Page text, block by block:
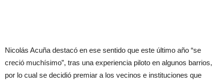
Nicolás Acuña destacó en ese sentido que este último año “se
creció muchísimo”, tras una experiencia piloto en algunos barrios,
por lo cual se decidió premiar a los vecinos e instituciones que